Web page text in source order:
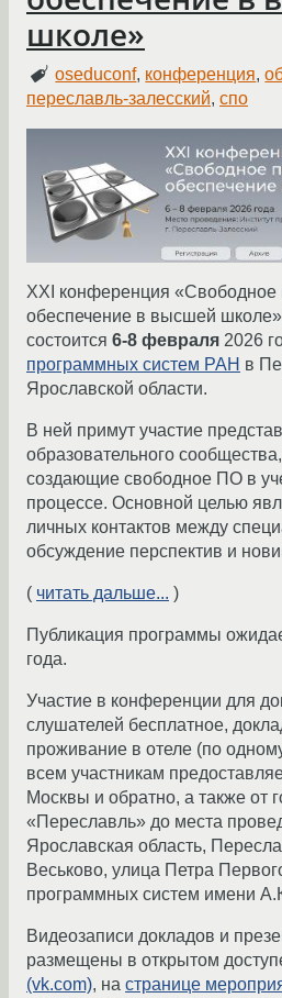
школе»
oseduconf, конференция,
переславль-залесский, спо
XXI конференция «Свободное
обеспечение в высшей
состоится 6-8 февраля 2026
программных систем РАН в
Ярославской области.
В ней примут участие
образовательного
создающие свободное ПО в
процессе. Основной целью
личных контактов между
обсуждение перспектив и
( читать дальше... )
Публикация программы
года.
Участие в конференции для
слушателей бесплатное,
проживание в отеле (по
всем участникам
Москвы и обратно, а также от
«Переславль» до места
Ярославская область,
Веськово, улица Петра
программных систем имени
Видеозаписи докладов и
размещены в открытом
(vk.com), на странице